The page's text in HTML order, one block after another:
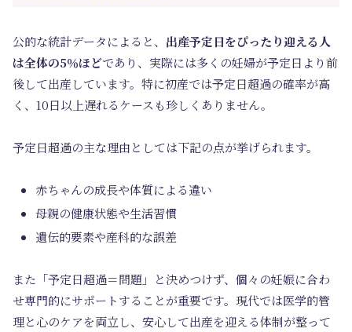
公的な統計データによると、 出産予定日をぴったり迎える人
は全体の5％ほどであり、実際には多くの妊婦が予定日より前
後して出産しています。特に初産では予定日超過の確率が高
く、10日以上遅れるケースも珍しくありません。
予定日超過の主な理由としては下記の点が挙げられます。
赤ちゃんの成長や体質による違い
母親の健康状態や生活習慣
遺伝的要素や産科的な誤差
また「予定日超過＝問題」と決めつけず、個々の妊娠に合わ
せ専門的にサポートすることが重要です。現代では医学的管
理と心のケアを両立し、安心して出産を迎える体制が整って